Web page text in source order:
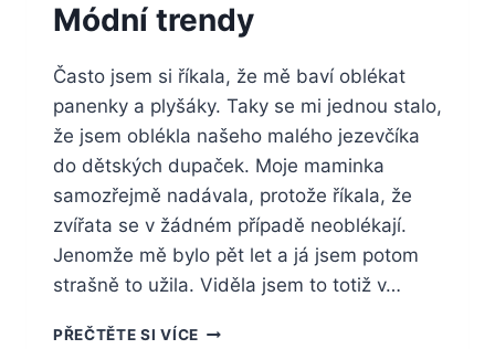
Módní trendy
Často jsem si říkala, že mě baví oblékat
panenky a plyšáky. Taky se mi jednou stalo,
že jsem oblékla našeho malého jezevčíka
do dětských dupaček. Moje maminka
samozřejmě nadávala, protože říkala, že
zvířata se v žádném případě neoblékají.
Jenomže mě bylo pět let a já jsem potom
strašně to užila. Viděla jsem to totiž v…
PŘEČTĚTE SI VÍCEMÓDNÍ